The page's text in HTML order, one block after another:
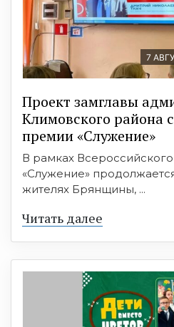
7
Проект замглавы
Климовского района
премии «Служение»
В рамках
«Служение»
жителях Брянщины, ...
Читать далее